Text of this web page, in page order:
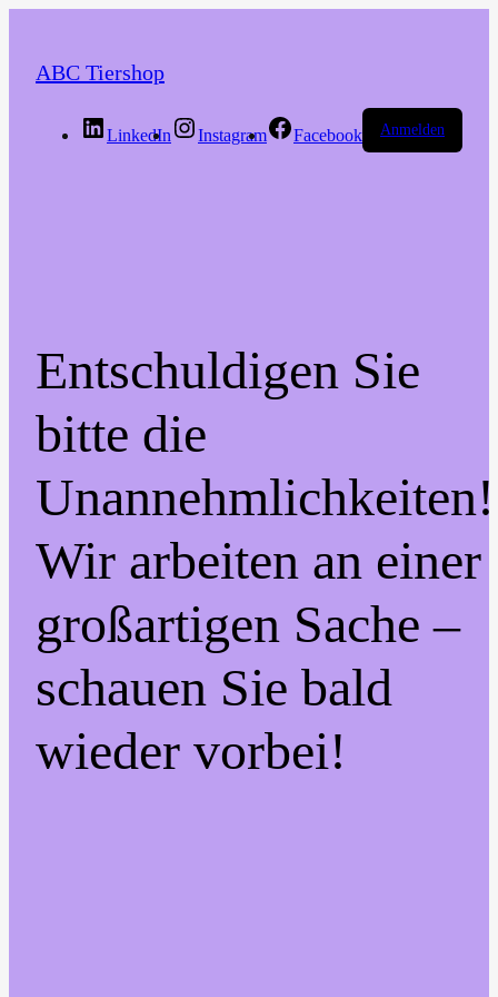
ABC Tiershop
LinkedIn Instagram Facebook Anmelden
Entschuldigen Sie
bitte die
Unannehmlichkeiten!
Wir arbeiten an einer
großartigen Sache –
schauen Sie bald
wieder vorbei!